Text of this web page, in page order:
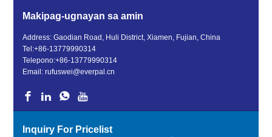
Makipag-ugnayan sa amin
Address: Gaodian Road, Huli District, Xiamen, Fujian, China
Tel:+86-13779990314
Telepono:+86-13779990314
Email:rufuswei@everpal.cn
Inquiry For Pricelist